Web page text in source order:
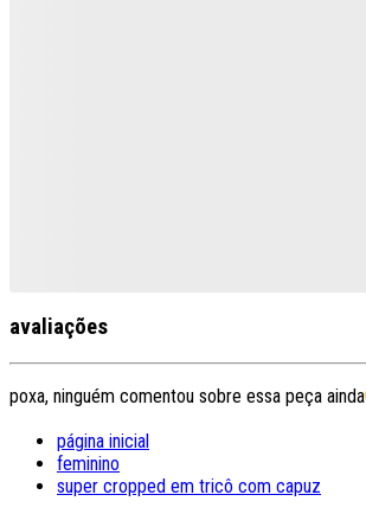
avaliações
poxa, ninguém comentou sobre essa peça ainda
página inicial
feminino
super cropped em tricô com capuz